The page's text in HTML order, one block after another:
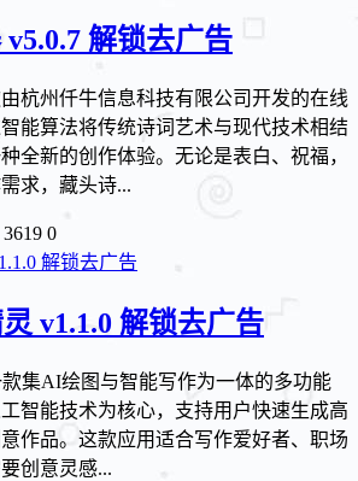
解锁去广告
杭州仟牛信息科技有限公司开发的在线
能算法将传统诗词艺术与现代技术相结
全新的创作体验。无论是表白、祝福，
求，藏头诗...
3619 0
v1.1.0 解锁去广告
集AI绘图与智能写作为一体的多功能
智能技术为核心，支持用户快速生成高
作品。这款应用适合写作爱好者、职场
创意灵感...